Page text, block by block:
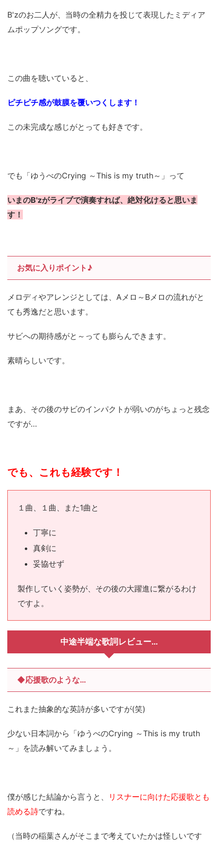
B'zのお二人が、当時の全精力を投じて表現したミディア
ムポップソングです。
この曲を聴いていると、
ピチピチ感が鼓膜を覆いつくします！
この未完成な感じがとっても好きです。
でも「ゆうべのCrying ～This is my truth～」って
いまのB'zがライブで演奏すれば、絶対化けると思いま
す！
お気に入りポイント♪
メロディやアレンジとしては、Aメロ～Bメロの流れがと
ても秀逸だと思います。
サビへの期待感がと～っても膨らんできます。
素晴らしいです。
まあ、その後のサビのインパクトが弱いのがちょっと残念
ですが…
でも、これも経験です！
１曲、１曲、また1曲と
丁寧に
真剣に
妥協せず
製作していく姿勢が、その後の大躍進に繋がるわけ
ですよ。
中途半端な歌詞レビュー…
◆応援歌のような…
これまた抽象的な英詩が多いですが(笑)
少ない日本詞から「ゆうべのCrying ～This is my truth
～」を読み解いてみましょう。
僕が感じた結論から言うと、
リスナーに向けた応援歌とも
読める詩ですね。
（当時の稲葉さんがそこまで考えていたかは怪しいです